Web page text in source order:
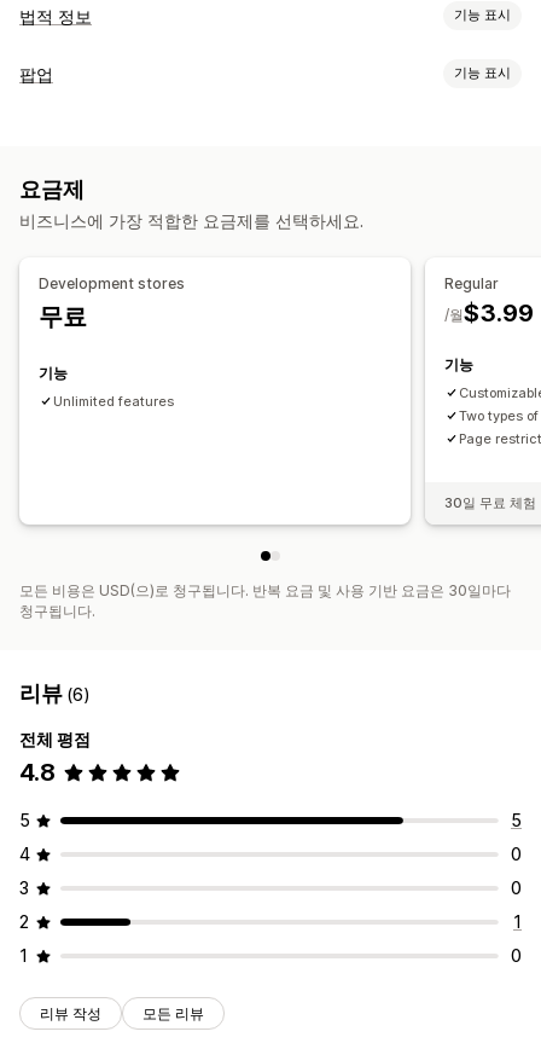
법적 정보 기능 표시
규정 준수
팝업 색상 및 글꼴
팝업 기능 표시
팝업 관리
요금제
비즈니스에 가장 적합한 요금제를 선택하세요.
Development stores
무료
기능
Unlimited features
Regular
$3.99
/월
기능
Two types
Page
30일 무료 체험
모든 비용은 USD(으)로 청구됩니다. 반복 요금 및 사용 기반 요금은 30일마다
청구됩니다.
리뷰 (6)
전체 평점
4.8
5
5
4
0
3
0
2
1
1
0
리뷰 작성 모든 리뷰